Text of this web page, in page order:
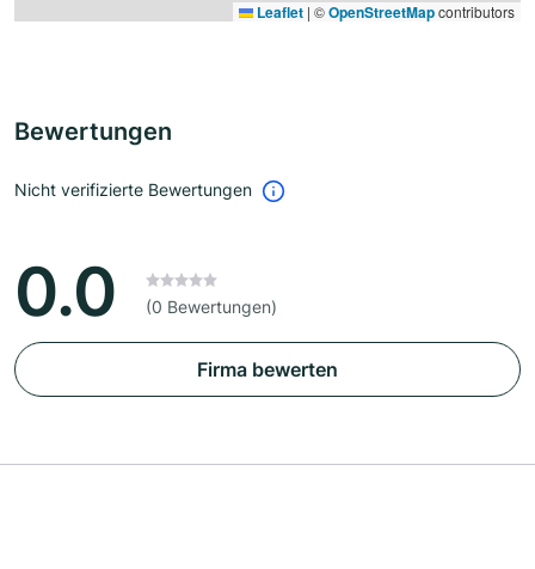
Leaflet | ©OpenStreetMapcontributors
Bewertungen
Nicht verifizierte Bewertungen
0.0 (0 Bewertungen)
Firma bewerten